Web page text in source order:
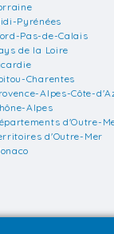
Pyrénées
Pas-de-Calais
de la Loire
Charentes
Alpes-Côte-
Alpes
d'Outre-
d'Outre-Mer